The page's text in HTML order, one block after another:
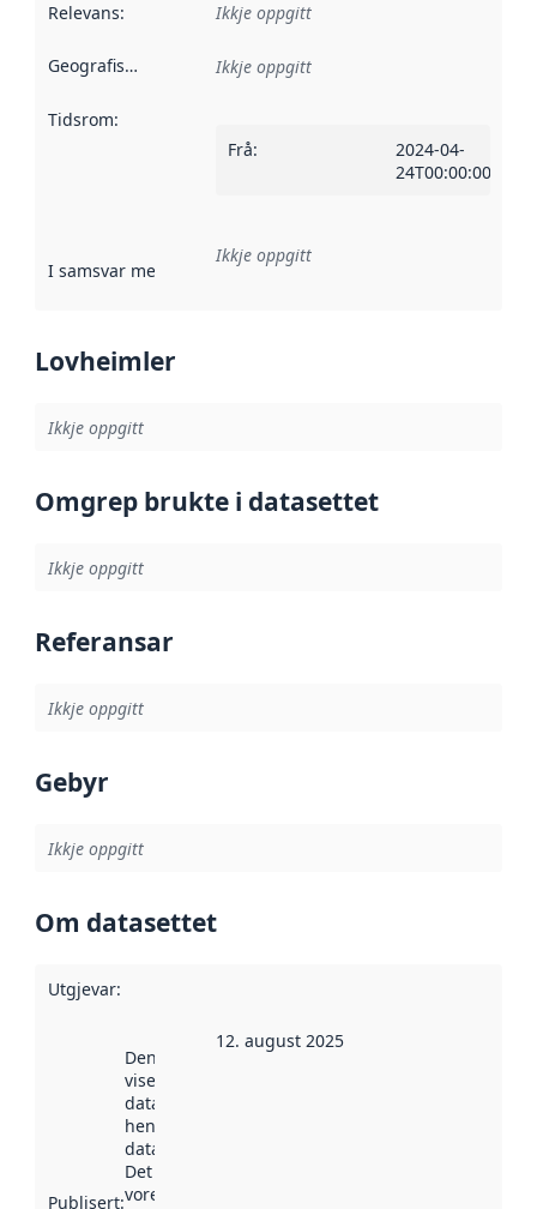
Relevans: Ikkje oppgitt
Geografisk område Ikkje oppgitt
Tidsrom:
Frå:
2024-04-
24T00:00:00Z
I samsvar med Referanse til ei implementeringsregel eller
Ikkje oppgitt
Lovheimler
Ikkje oppgitt
Omgrep brukte i datasettet
Ikkje oppgitt
Referansar
Ikkje oppgitt
Gebyr
Ikkje oppgitt
Om datasettet
Utgjevar:
Publisert:
Denne datoen
viser når
datasettet vart
henta inn av
data.norge.no.
Det kan ha
vore
12. august 2025